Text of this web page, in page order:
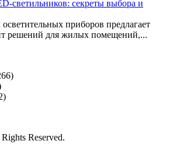
приборов предлагает
решений для жилых помещений,...
Reserved.